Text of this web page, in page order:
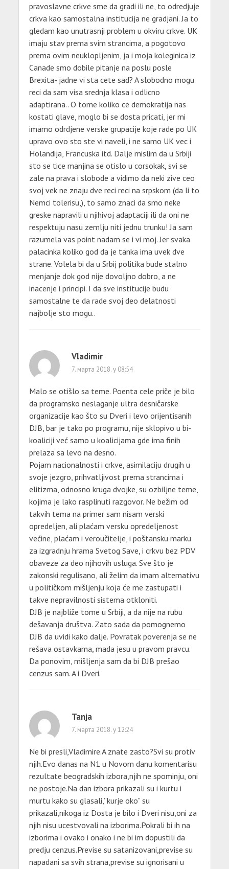
pravoslavne crkve sme da gradi ili ne, to odredjuje
crkva kao samostalna institucija ne gradjani. Ja to
gledam kao unutrasnji problem u okviru crkve. UK
imaju stav prema svim strancima, a pogotovo
prema ovim neuklopljenim, ja i moja koleginica iz
Canade smo dobile pitanje na poslu posle
Brexita- jadne vi sta cete sad? A slobodno mogu
reci da sam visa srednja klasa i odlicno
adaptirana.. O tome koliko ce demokratija nas
kostati glave, moglo bi se dosta pricati, jer mi
imamo odrdjene verske grupacije koje rade po UK
upravo ovo sto ste vi naveli, i ne samo UK vec i
Holandija, Francuska itd. Dalje mislim da u Srbiji
sto se tice manjina se otislo u corsokak, svi se
zale na prava i slobode a vidimo da neki zive ceo
svoj vek ne znaju dve reci reci na srpskom (da li to
Nemci tolerisu,), to samo znaci da smo neke
greske napravili u njihivoj adaptaciji ili da oni ne
respektuju nasu zemlju niti jednu trunku! Ja sam
razumela vas point nadam se i vi moj. Jer svaka
palacinka koliko god da je tanka ima uvek dve
strane. Volela bi da u Srbij politika bude stalno
menjanje dok god nije dovoljno dobro, a ne
inacenje i principi. I da sve institucije budu
samostalne te da rade svoj deo delatnosti
najbolje sto mogu..
Vladimir
7. марта 2018. у 08:54
Malo se otišlo sa teme. Poenta cele priče je bilo
da programsko neslaganje ultra desničarske
organizacije kao što su Dveri i levo orijentisanih
DJB, bar je tako po programu, nije sklopivo u bi-
koaliciji već samo u koalicijama gde ima finih
prelaza sa levo na desno.
Pojam nacionalnosti i crkve, asimilaciju drugih u
svoje jezgro, prihvatljivost prema strancima i
elitizma, odnosno kruga dvojke, su ozbiljne teme,
kojima je lako rasplinuti razgovor. Ne bežim od
takvih tema na primer sam nisam verski
opredeljen, ali plaćam versku opredeljenost
većine, plaćam i veroučitelje, i poštansku marku
za izgradnju hrama Svetog Save, i crkvu bez PDV
obaveze za deo njihovih usluga. Sve što je
zakonski regulisano, ali želim da imam alternativu
u političkom mišljenju koja će me zastupati i
takve nepravilnosti sistema otkloniti.
DJB je najbliže tome u Srbiji, a da nije na rubu
dešavanja društva. Zato sada da pomognemo
DJB da uvidi kako dalje. Povratak poverenja se ne
rešava ostavkama, mada jesu u pravom pravcu.
Da ponovim, mišljenja sam da bi DJB prešao
cenzus sam. A i Dveri.
Tanja
7. марта 2018. у 12:24
Ne bi presli,Vladimire.A znate zasto?Svi su protiv
njih.Evo danas na N1 u Novom danu komentarisu
rezultate beogradskih izbora,njih ne spominju, oni
ne postoje.Na dan izbora prikazali su i kurtu i
murtu kako su glasali,”kurje oko” su
prikazali,nikoga iz Dosta je bilo i Dveri nisu,oni za
njih nisu ucestvovali na izborima.Pokrali bi ih na
izborima i ovako i onako i ne bi im dopustili da
predju cenzus.Previse su satanizovani,previse su
napadani sa svih strana,previse su ignorisani u